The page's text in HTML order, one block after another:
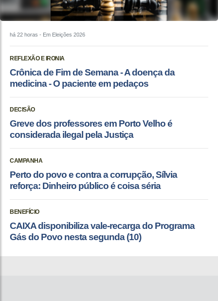
há 22 horas - Em Eleições 2026
REFLEXÃO E IRONIA
Crônica de Fim de Semana - A doença da
medicina - O paciente em pedaços
DECISÃO
Greve dos professores em Porto Velho é
considerada ilegal pela Justiça
CAMPANHA
Perto do povo e contra a corrupção, Sílvia
reforça: Dinheiro público é coisa séria
BENEFÍCIO
CAIXA disponibiliza vale-recarga do Programa
Gás do Povo nesta segunda (10)